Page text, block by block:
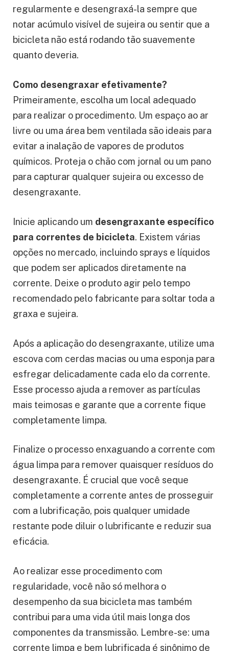
regularmente e desengraxá-la sempre que
notar acúmulo visível de sujeira ou sentir que a
bicicleta não está rodando tão suavemente
quanto deveria.
Como desengraxar efetivamente?
Primeiramente, escolha um local adequado
para realizar o procedimento. Um espaço ao ar
livre ou uma área bem ventilada são ideais para
evitar a inalação de vapores de produtos
químicos. Proteja o chão com jornal ou um pano
para capturar qualquer sujeira ou excesso de
desengraxante.
Inicie aplicando um desengraxante específico
para correntes de bicicleta. Existem várias
opções no mercado, incluindo sprays e líquidos
que podem ser aplicados diretamente na
corrente. Deixe o produto agir pelo tempo
recomendado pelo fabricante para soltar toda a
graxa e sujeira.
Após a aplicação do desengraxante, utilize uma
escova com cerdas macias ou uma esponja para
esfregar delicadamente cada elo da corrente.
Esse processo ajuda a remover as partículas
mais teimosas e garante que a corrente fique
completamente limpa.
Finalize o processo enxaguando a corrente com
água limpa para remover quaisquer resíduos do
desengraxante. É crucial que você seque
completamente a corrente antes de prosseguir
com a lubrificação, pois qualquer umidade
restante pode diluir o lubrificante e reduzir sua
eficácia.
Ao realizar esse procedimento com
regularidade, você não só melhora o
desempenho da sua bicicleta mas também
contribui para uma vida útil mais longa dos
componentes da transmissão. Lembre-se: uma
corrente limpa e bem lubrificada é sinônimo de